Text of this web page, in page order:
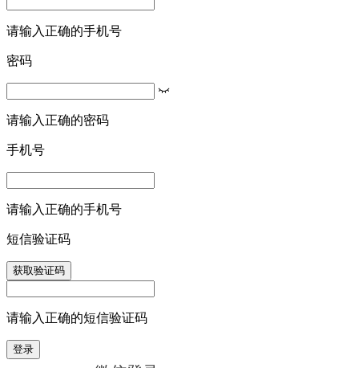
请输入正确的手机号
密码
请输入正确的密码
手机号
请输入正确的手机号
短信验证码
获取验证码
请输入正确的短信验证码
登录